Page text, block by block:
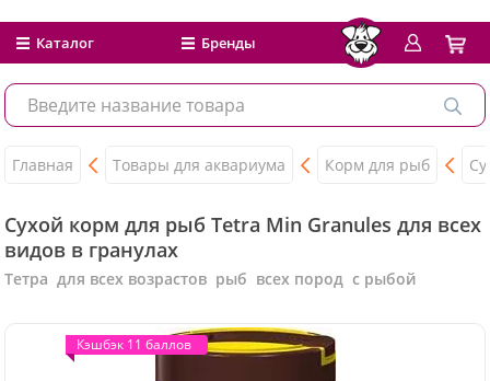
Каталог Бренды
Главная Товары для аквариума Корм для рыб
Сухой корм для рыб Tetra Min Granules для всех
видов в гранулах
Тетра для всех возрастов рыб всех пород с рыбой
Кэшбэк 11 баллов